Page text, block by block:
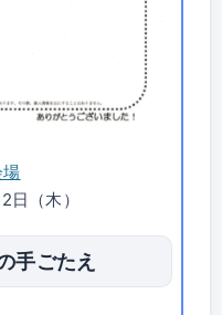
日（木）
手ごたえ